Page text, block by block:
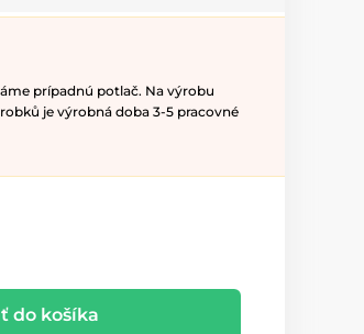
prípadnú potlač. Na výrobu
je výrobná doba 3-5 pracovné
do košíka